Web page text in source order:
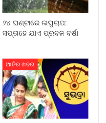
୨୪ ଘଣ୍ଟାରେ ଲଘୁଚାପ:
ସପ୍ତାହେ ଯାଏ ପ୍ରବଳ ବର୍ଷା
ଆଜିର ଖବର